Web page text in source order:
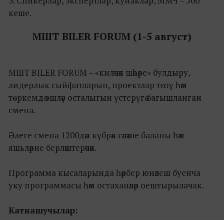
кеше.
МШТ BILER FORUM (1-5 август)
МШТ BILER FORUM – «киләчәк шәһәре» булдыру,
лидерлык сыйфатларын, проектлар төзү һәм
төркемдә эшләү осталыгын үстерүгә багышланган
смена.
Әлеге смена 1200дән күбрәк сәләтле баланы һәм
яшьләрне берләштерәчәк.
Программа кысаларында һәрбер юнәлеш буенча
уку программасы һәм остаханәләр оештырылачак.
Катнашучылар: